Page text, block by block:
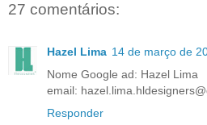
27 comentários:
Hazel Lima 14 de março de
Nome Google ad: Hazel Lima
email:
Responder